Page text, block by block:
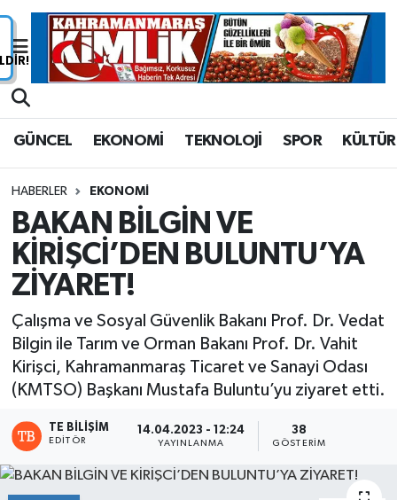
GÜNCEL EKONOMİ TEKNOLOJİ SPOR KÜLTÜR
HABERLER EKONOMİ
BAKAN BİLGİN VE
KİRİŞCİ’DEN BULUNTU’YA
ZİYARET!
Çalışma ve Sosyal Güvenlik Bakanı Prof. Dr. Vedat
Bilgin ile Tarım ve Orman Bakanı Prof. Dr. Vahit
Kirişci, Kahramanmaraş Ticaret ve Sanayi Odası
(KMTSO) Başkanı Mustafa Buluntu’yu ziyaret etti.
TE BILIŞIM
EDITÖR
14.04.2023 - 12:24
YAYINLANMA
38
GÖSTERIM
Nöbetçi Eczaneler
Trafik Durumu
Süper Lig Puan Durumu ve Fikstür
Tüm Manşetler
Son Dakika Haberleri
Haber Arşivi